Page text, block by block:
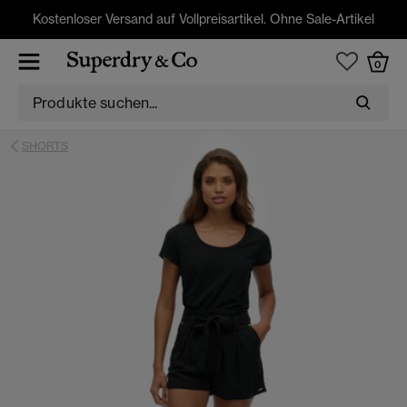
Kostenloser Versand auf Vollpreisartikel. Ohne Sale-Artikel
0
SHORTS